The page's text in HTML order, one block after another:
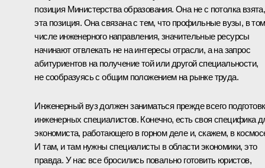
позиция Министерства образования. Она не с потолка взята,
эта позиция. Она связана с тем, что профильные вузы, в том
числе инженерного направления, значительные ресурсы
начинают отвлекать не на интересы отрасли, а на запрос
абитуриентов на получение той или другой специальности,
не сообразуясь с общим положением на рынке труда.
Инженерный вуз должен заниматься прежде всего
инженерных специалистов. Конечно, есть своя специфика
экономиста, работающего в горном деле и, скажем, в
И там, и там нужны специалисты в области экономики, это
правда. У нас все бросились повально готовить юристов,